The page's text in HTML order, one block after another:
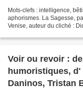
Mots-clefs : intelligence,
aphorismes. La Sagesse,
Venise, auteur du cliché :
Voir ou revoir :
humoristiques,
Daninos, Tristan